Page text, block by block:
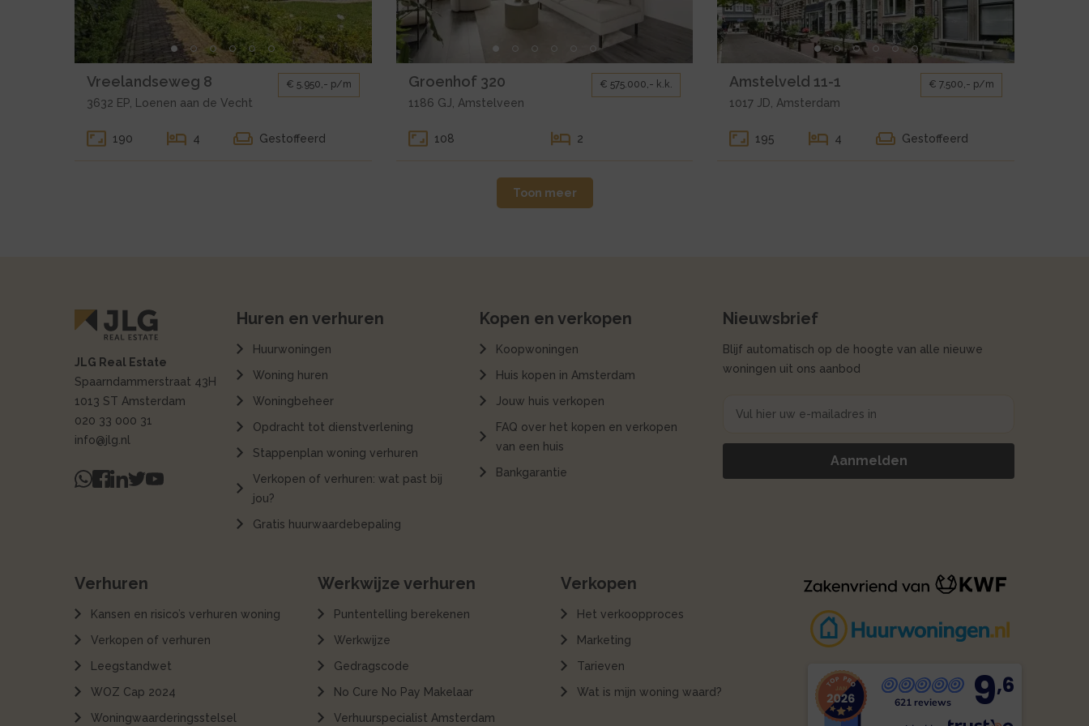
de
Vecht
Vreelandseweg
gallerij
voor
huur
Loenen
Vreelandseweg 8
3632 EP, Loenen aan de Vecht
€ 5.950,- p/m
190 4 Gestoffeerd
320
gallerij
voor
koop
Amstelveen
Groenhof 320
1186 GJ, Amstelveen
€ 575.000,- k.k.
108 2
11-
1
gallerij
voor
huur
Amsterdam
Amstelveld 11-1
1017 JD, Amsterdam
€ 7.500,- p/m
195 4 Gestoffeerd
Toon meer
JLG Real Estate
Spaarndammerstraat 43H
1013 ST Amsterdam
020 33 000 31
info@jlg.nl
Huren en verhuren
Huurwoningen
Woning huren
Woningbeheer
Opdracht tot dienstverlening
Stappenplan woning verhuren
Verkopen of verhuren: wat past bij
jou?
Gratis huurwaardebepaling
Kopen en verkopen
Koopwoningen
Huis kopen in Amsterdam
Jouw huis verkopen
FAQ over het kopen en verkopen
van een huis
Bankgarantie
Nieuwsbrief
Blijf automatisch op de hoogte van alle nieuwe
woningen uit ons aanbod
Verhuren
Kansen en risico’s verhuren woning
Verkopen of verhuren
Leegstandwet
WOZ Cap 2024
Woningwaarderingsstelsel
Werkwijze verhuren
Puntentelling berekenen
Werkwijze
Gedragscode
No Cure No Pay Makelaar
Verhuurspecialist Amsterdam
Verkopen
Het verkoopproces
Marketing
Tarieven
Wat is mijn woning waard?
621 reviews 9,6